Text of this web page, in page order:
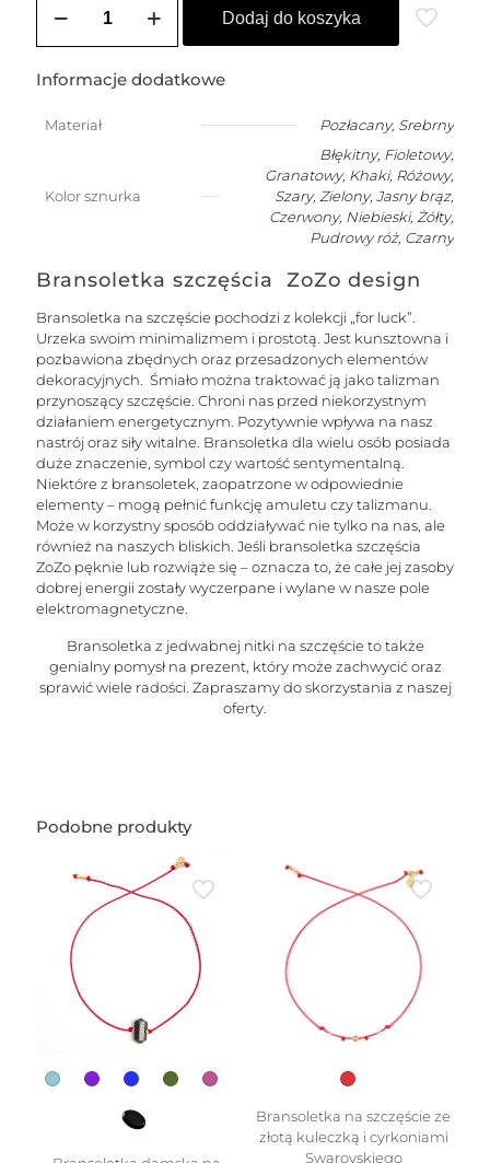
ZOZO
bransoletka
na
szczęście
Dodaj do koszyka
Informacje dodatkowe
Materiał Pozłacany, Srebrny
Kolor sznurka
Błękitny, Fioletowy,
Granatowy, Khaki, Różowy,
Szary, Zielony, Jasny brąz,
Czerwony, Niebieski, Żółty,
Pudrowy róż, Czarny
Bransoletka szczęścia ZoZo design
Bransoletka na szczęście pochodzi z kolekcji „for luck”.
Urzeka swoim minimalizmem i prostotą. Jest kunsztowna i
pozbawiona zbędnych oraz przesadzonych elementów
dekoracyjnych. Śmiało można traktować ją jako talizman
przynoszący szczęście. Chroni nas przed niekorzystnym
działaniem energetycznym. Pozytywnie wpływa na nasz
nastrój oraz siły witalne. Bransoletka dla wielu osób posiada
duże znaczenie, symbol czy wartość sentymentalną.
Niektóre z bransoletek, zaopatrzone w odpowiednie
elementy – mogą pełnić funkcję amuletu czy talizmanu.
Może w korzystny sposób oddziaływać nie tylko na nas, ale
również na naszych bliskich. Jeśli bransoletka szczęścia
ZoZo pęknie lub rozwiąże się – oznacza to, że całe jej zasoby
dobrej energii zostały wyczerpane i wylane w nasze pole
elektromagnetyczne.
Bransoletka z jedwabnej nitki na szczęście to także
genialny pomysł na prezent, który może zachwycić oraz
sprawić wiele radości. Zapraszamy do skorzystania z naszej
oferty.
Podobne produkty
Bransoletka na szczęście ze
złotą kuleczką i cyrkoniami
Swarovskiego